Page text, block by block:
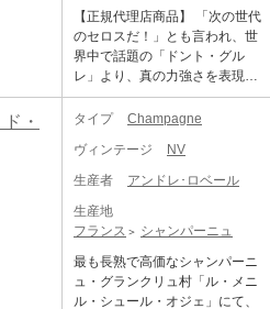
ます。 ＜グランド・キュヴェに
ついて＞ グランド・キュヴェは
クリュッグを代表するシャンパ
ーニュ。 一次発酵は全てオーク
収穫年の異なる120種類以上のワ
インをブレンドし、単一年のワ
な味わいと香りを実現していま
す。 1845年に収穫したブドウを
中心に構成されたものをエディ
ド・キュヴェとロゼの表ラベル
には、エディション番号が印字
されています。 メゾン クリュッ
で行うなど、テルワールヘのリ
スペクトの結晶といえる強烈な
個性を放つシャンパーニュを生
み出し、同地を代表する蔵元と
ルは、アヴィズ、クラマン、オ
を使用し、古典的な樽発酵・樽
熟成で仕込まれるブラン・ド・
ブラン。美しい酸とピュアなエ
キス分を湛え、色彩豊かにテロ
ワールを表現した多層的かつ複
える味わいです。 【ミレジメ 20
16 エグリ・ウーリエ】 ジャッ
は自社輸入した高品質なシャン
パーニュを北海道の積丹海域、
水深16mに1年間海底熟成を行い
ました。海底に沈める事で一般
的な熟成のメカニズム同様に
「近い分子構造の変化」が起き
ていると科学的な知見から考え
られています。海に沈めると
様々な要因はありますが一番有
細かい振動が瓶の中のアルコー
ル分子と水分子に作用し変化す
るからだと言われています。海
底熟成ワインは一つ一つが丁寧
に保管され、最適な環境下で熟
ーヌの歴史は、ガスパール・ペ
テルス氏が、ぶどう栽培農家の
娘ドゥエ女史と結婚したことに
より、1858年にぶどう栽培専業
テルス氏の代まで続きました。 1
946年にピエール氏は、ドメーヌ
テルス』に変更しましました。1
967年、ピエール氏は息子のフラ
ンソワ氏にドメーヌを相続し、
た。相続で分割されていたレ・
シェティヨンの畑も1.2haまで再
購入しました。2007年、3代目と
【正規代理店商品】 「次の世代
のセロスだ！」とも言われ、世
界中で話題の「ドント・グル
レ」より、真の力強さを表現し
た“キュイ”の10区画のブレンドで
造られるアドリアン渾身の作！
ブランの中心部アヴィーズとそ
の東に隣接するフラヴィニーの
る。創立は1986年で現当主アド
リアンの両親の結婚がきっかけ
であった。父方のドント家はも
ともとベルギーの農家を起源と
し、1960年代にセザンヌのエリ
・
タイプ
Champagne
ヴィンテージ
NV
生産者
アンドレ･ロベール
生産地
フランス
シャンパーニュ
最も長熟で高価なシャンパーニ
ュ・グランクリュ村「ル・メニ
ル・シュール・オジェ」にて、